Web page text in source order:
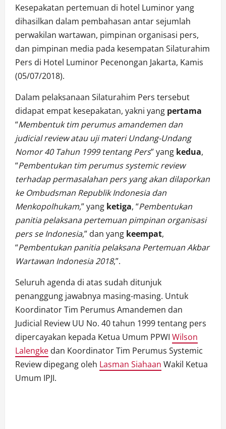
Kesepakatan pertemuan di hotel Luminor yang
dihasilkan dalam pembahasan antar sejumlah
perwakilan wartawan, pimpinan organisasi pers,
dan pimpinan media pada kesempatan Silaturahim
Pers di Hotel Luminor Pecenongan Jakarta, Kamis
(05/07/2018).
Dalam pelaksanaan Silaturahim Pers tersebut
didapat empat kesepakatan, yakni yang pertama
“Membentuk tim perumus amandemen dan
judicial review atau uji materi Undang-Undang
Nomor 40 Tahun 1999 tentang Pers” yang kedua,
“Pembentukan tim perumus systemic review
terhadap permasalahan pers yang akan dilaporkan
ke Ombudsman Republik Indonesia dan
Menkopolhukam,” yang ketiga, “Pembentukan
panitia pelaksana pertemuan pimpinan organisasi
pers se Indonesia,” dan yang keempat,
“Pembentukan panitia pelaksana Pertemuan Akbar
Wartawan Indonesia 2018,”.
Seluruh agenda di atas sudah ditunjuk
penanggung jawabnya masing-masing. Untuk
Koordinator Tim Perumus Amandemen dan
Judicial Review UU No. 40 tahun 1999 tentang pers
dipercayakan kepada Ketua Umum PPWI Wilson
Lalengke dan Koordinator Tim Perumus Systemic
Review dipegang oleh Lasman Siahaan Wakil Ketua
Umum IPJI.